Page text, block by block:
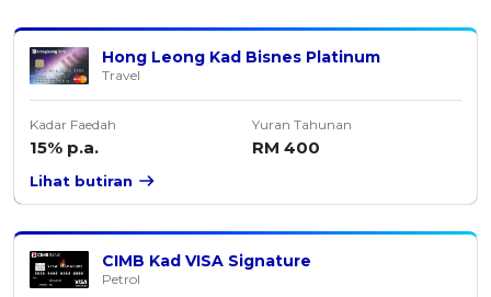
Hong Leong Kad Bisnes Platinum
Travel
Kadar Faedah
15% p.a.
Yuran Tahunan
RM 400
Lihat butiran
CIMB Kad VISA Signature
Petrol